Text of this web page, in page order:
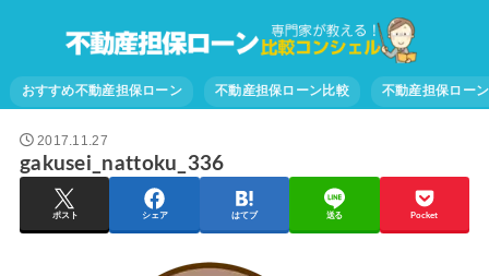
おすすめ不動産担保ローン 不動産担保ローン比較 不動産担保ロー
2017.11.27
gakusei_nattoku_336
ポスト シェア はてブ 送る Pocket